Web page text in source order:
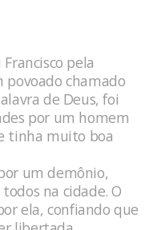
pela
povoado chamado
de Deus, foi
por um homem
tinha muito boa
um demônio,
na cidade. O
ela, confiando que